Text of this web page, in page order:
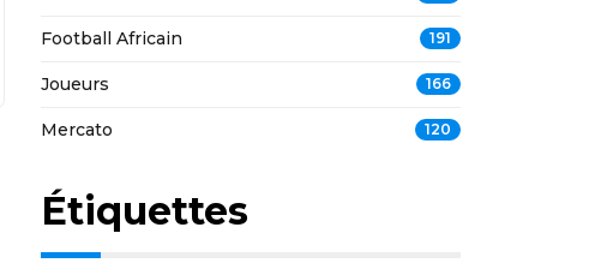
Football Africain 191
Joueurs 166
Mercato 120
Étiquettes